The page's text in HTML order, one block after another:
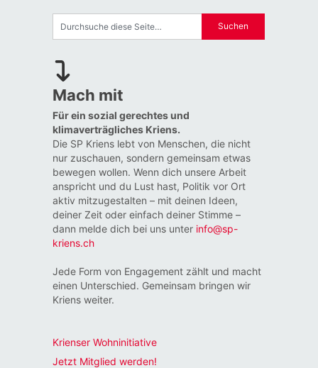
Mach mit
Für ein sozial gerechtes und
klimaverträgliches Kriens.
Die SP Kriens lebt von Menschen, die nicht
nur zuschauen, sondern gemeinsam etwas
bewegen wollen. Wenn dich unsere Arbeit
anspricht und du Lust hast, Politik vor Ort
aktiv mitzugestalten – mit deinen Ideen,
deiner Zeit oder einfach deiner Stimme –
dann melde dich bei uns unter info@sp-
kriens.ch
Jede Form von Engagement zählt und macht
einen Unterschied. Gemeinsam bringen wir
Kriens weiter.
Krienser Wohninitiative
Jetzt Mitglied werden!